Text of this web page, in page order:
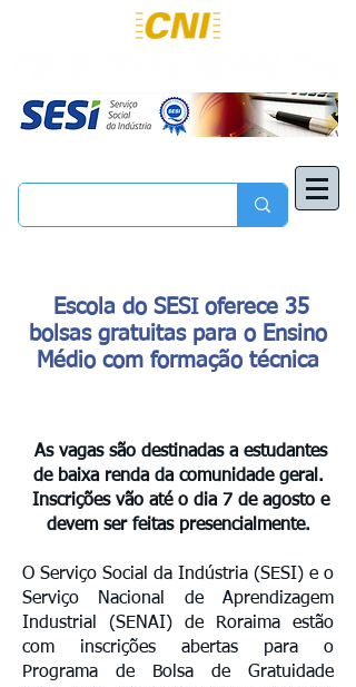
Escola do SESI oferece 35
bolsas gratuitas para o Ensino
Médio com formação técnica
As vagas são destinadas a estudantes
de baixa renda da comunidade geral.
Inscrições vão até o dia 7 de agosto e
devem ser feitas presencialmente.
O Serviço Social da Indústria (SESI) e o
Serviço Nacional de Aprendizagem
Industrial (SENAI) de Roraima estão
com inscrições abertas para o
Programa de Bolsa de Gratuidade